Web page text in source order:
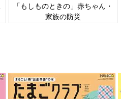
「もしものときの」赤ちゃん・
家族の防災